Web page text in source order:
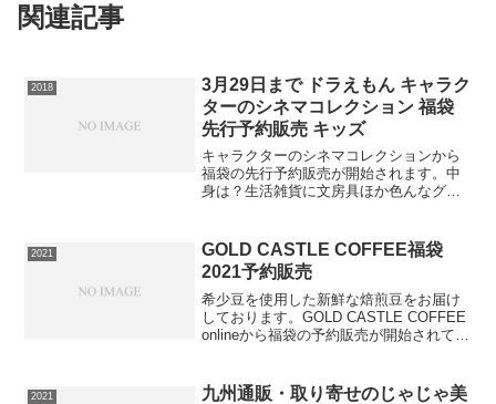
関連記事
2018
3月29日まで ドラえもん キャラク
ターのシネマコレクション 福袋
先行予約販売 キッズ
キャラクターのシネマコレクションから
福袋の先行予約販売が開始されます。中
身は？生活雑貨に文房具ほか色んなグッ
24日20時00分～2018年03月29日01時59
分...
2021
GOLD CASTLE COFFEE福袋
2021予約販売
希少豆を使用した新鮮な焙煎豆をお届け
しております。GOLD CASTLE COFFEE
onlineから福袋の予約販売が開始されてい
産キナジ80g,インドネシア産...
2021
九州通販・取り寄せのじゃじゃ美